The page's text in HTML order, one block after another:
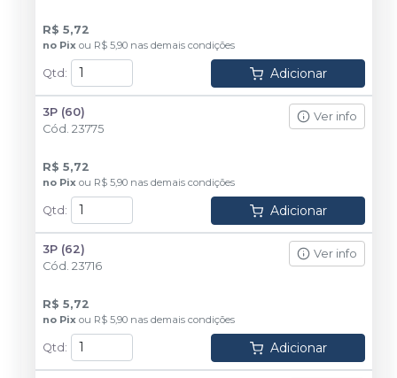
R$ 5,72
no Pix ou R$ 5,90 nas demais condições
Qtd : Adicionar
3P (60)
Cód. 23775
Ver info
R$ 5,72
no Pix ou R$ 5,90 nas demais condições
Qtd : Adicionar
3P (62)
Cód. 23716
Ver info
R$ 5,72
no Pix ou R$ 5,90 nas demais condições
Qtd : Adicionar